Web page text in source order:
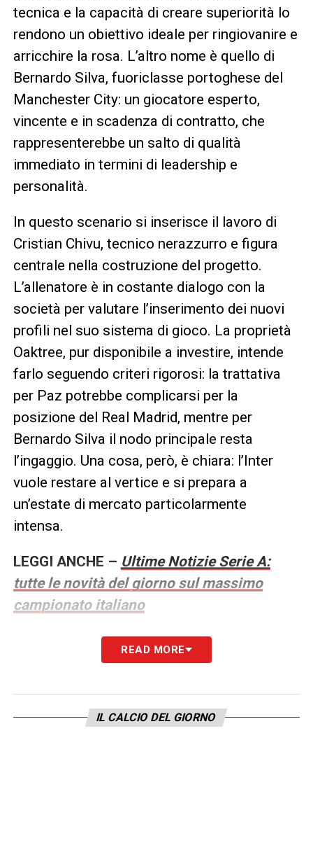
tecnica e la capacità di creare superiorità lo
rendono un obiettivo ideale per ringiovanire e
arricchire la rosa. L’altro nome è quello di
Bernardo Silva, fuoriclasse portoghese del
Manchester City: un giocatore esperto,
vincente e in scadenza di contratto, che
rappresenterebbe un salto di qualità
immediato in termini di leadership e
personalità.
In questo scenario si inserisce il lavoro di
Cristian Chivu, tecnico nerazzurro e figura
centrale nella costruzione del progetto.
L’allenatore è in costante dialogo con la
società per valutare l’inserimento dei nuovi
profili nel suo sistema di gioco. La proprietà
Oaktree, pur disponibile a investire, intende
farlo seguendo criteri rigorosi: la trattativa
per Paz potrebbe complicarsi per la
posizione del Real Madrid, mentre per
Bernardo Silva il nodo principale resta
l’ingaggio. Una cosa, però, è chiara: l’Inter
vuole restare al vertice e si prepara a
un’estate di mercato particolarmente
intensa.
LEGGI ANCHE – Ultime Notizie Serie A:
tutte le novità del giorno sul massimo
campionato italiano
LA PLAYLIST DELLE NOSTRE TOP NEWS
READ MORE
IL CALCIO DEL GIORNO